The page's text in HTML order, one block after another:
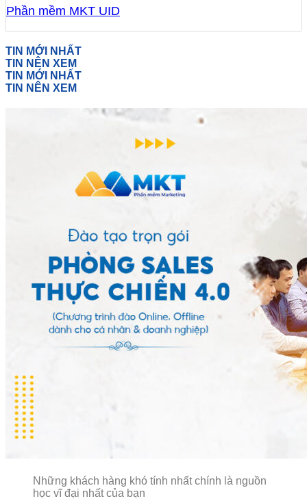
Phần mềm MKT UID
TIN MỚI NHẤT
TIN NÊN XEM
TIN MỚI NHẤT
TIN NÊN XEM
Những khách hàng khó tính nhất chính là nguồn
học vĩ đại nhất của bạn